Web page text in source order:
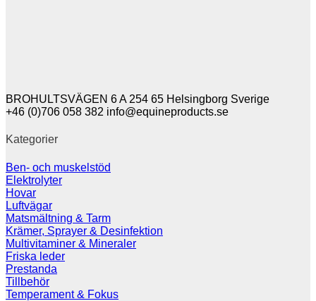
BROHULTSVÄGEN 6 A 254 65 Helsingborg Sverige
+46 (0)706 058 382 info@equineproducts.se
Kategorier
Ben- och muskelstöd
Elektrolyter
Hovar
Luftvägar
Matsmältning & Tarm
Krämer, Sprayer & Desinfektion
Multivitaminer & Mineraler
Friska leder
Prestanda
Tillbehör
Temperament & Fokus